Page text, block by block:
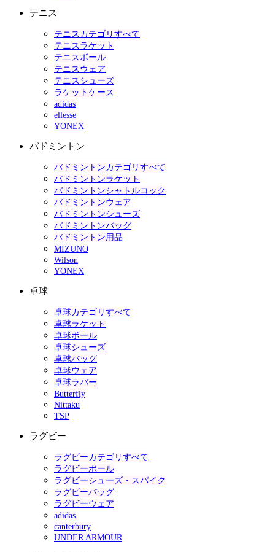
テニス
テニスカテゴリすべて
テニスラケット
テニスボール
テニスウェア
テニスシューズ
ラケットケース
adidas
ellesse
YONEX
バドミントン
バドミントンカテゴリすべて
バドミントンラケット
バドミントンシャトルコック
バドミントンウェア
バドミントンシューズ
バドミントンバッグ
バドミントン用品
MIZUNO
Wilson
YONEX
卓球
卓球カテゴリすべて
卓球ラケット
卓球ボール
卓球シューズ
卓球バッグ
卓球ウェア
卓球ラバー
Butterfly
Nittaku
TSP
ラグビー
ラグビーカテゴリすべて
ラグビーボール
ラグビーシューズ・スパイク
ラグビーバッグ
ラグビーウェア
adidas
canterbury
UNDER ARMOUR